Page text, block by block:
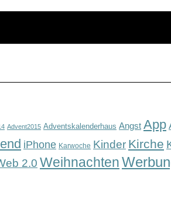
Advent2015 Adventskalenderhaus Angst App
iPhone Karwoche Kinder Kirche
2.0 Weihnachten